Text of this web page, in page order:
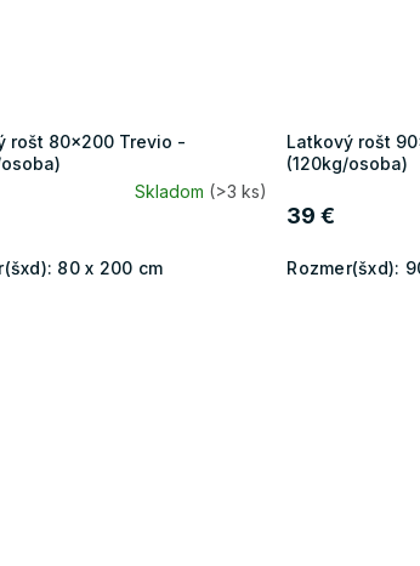
rošt 80x200 Trevio -
Skladom (>3 ks)
80 x 200 cm
Latkový rošt
(120kg/osoba)
39 €
Rozmer(šxd):